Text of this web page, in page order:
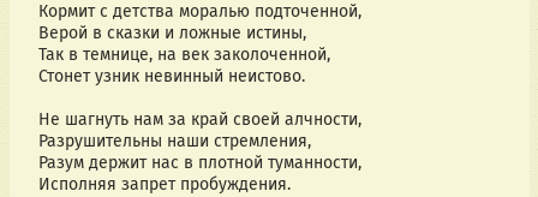
Кормит с детства моралью подточенной,
Верой в сказки и ложные истины,
Так в темнице, на век заколоченной,
Стонет узник невинный неистово.
Не шагнуть нам за край своей алчности,
Разрушительны наши стремления,
Разум держит нас в плотной туманности,
Исполняя запрет пробуждения.